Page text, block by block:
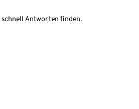
Antworten finden.